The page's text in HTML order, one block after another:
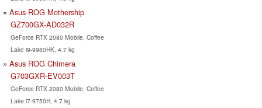
Asus ROG Mothership
GZ700GX-AD032R
GeForce RTX 2080 Mobile, Coffee
Lake i9-9980HK, 4.7 kg
Asus ROG Chimera
G703GXR-EV003T
GeForce RTX 2080 Mobile, Coffee
Lake i7-9750H, 4.7 kg